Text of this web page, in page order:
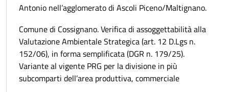
Antonio nell’agglomerato di Ascoli Piceno/Maltignano.
Comune di Cossignano. Verifica di assoggettabilità alla
Valutazione Ambientale Strategica (art. 12 D.Lgs n.
152/06), in forma semplificata (DGR n. 179/25).
Variante al vigente PRG per la divisione in più
subcomparti dell’area produttiva, commerciale